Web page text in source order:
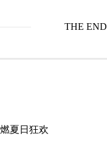
THE END
夏日狂欢